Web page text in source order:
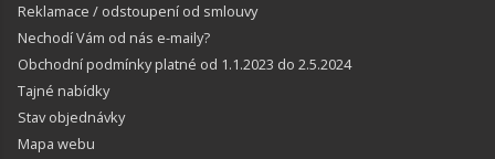
Reklamace / odstoupení od smlouvy
Nechodí Vám od nás e-maily?
Obchodní podmínky platné od 1.1.2023 do 2.5.2024
Tajné nabídky
Stav objednávky
Mapa webu